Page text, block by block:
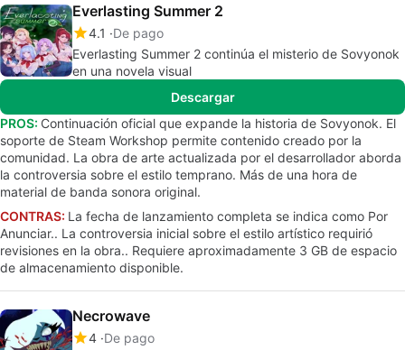
Everlasting Summer 2
4.1
De pago
Everlasting Summer 2 continúa el misterio de Sovyonok
en una novela visual
Descargar
PROS: Continuación oficial que expande la historia de Sovyonok. El
soporte de Steam Workshop permite contenido creado por la
comunidad. La obra de arte actualizada por el desarrollador aborda
la controversia sobre el estilo temprano. Más de una hora de
material de banda sonora original.
CONTRAS: La fecha de lanzamiento completa se indica como Por
Anunciar.. La controversia inicial sobre el estilo artístico requirió
revisiones en la obra.. Requiere aproximadamente 3 GB de espacio
de almacenamiento disponible.
Necrowave
4 De pago